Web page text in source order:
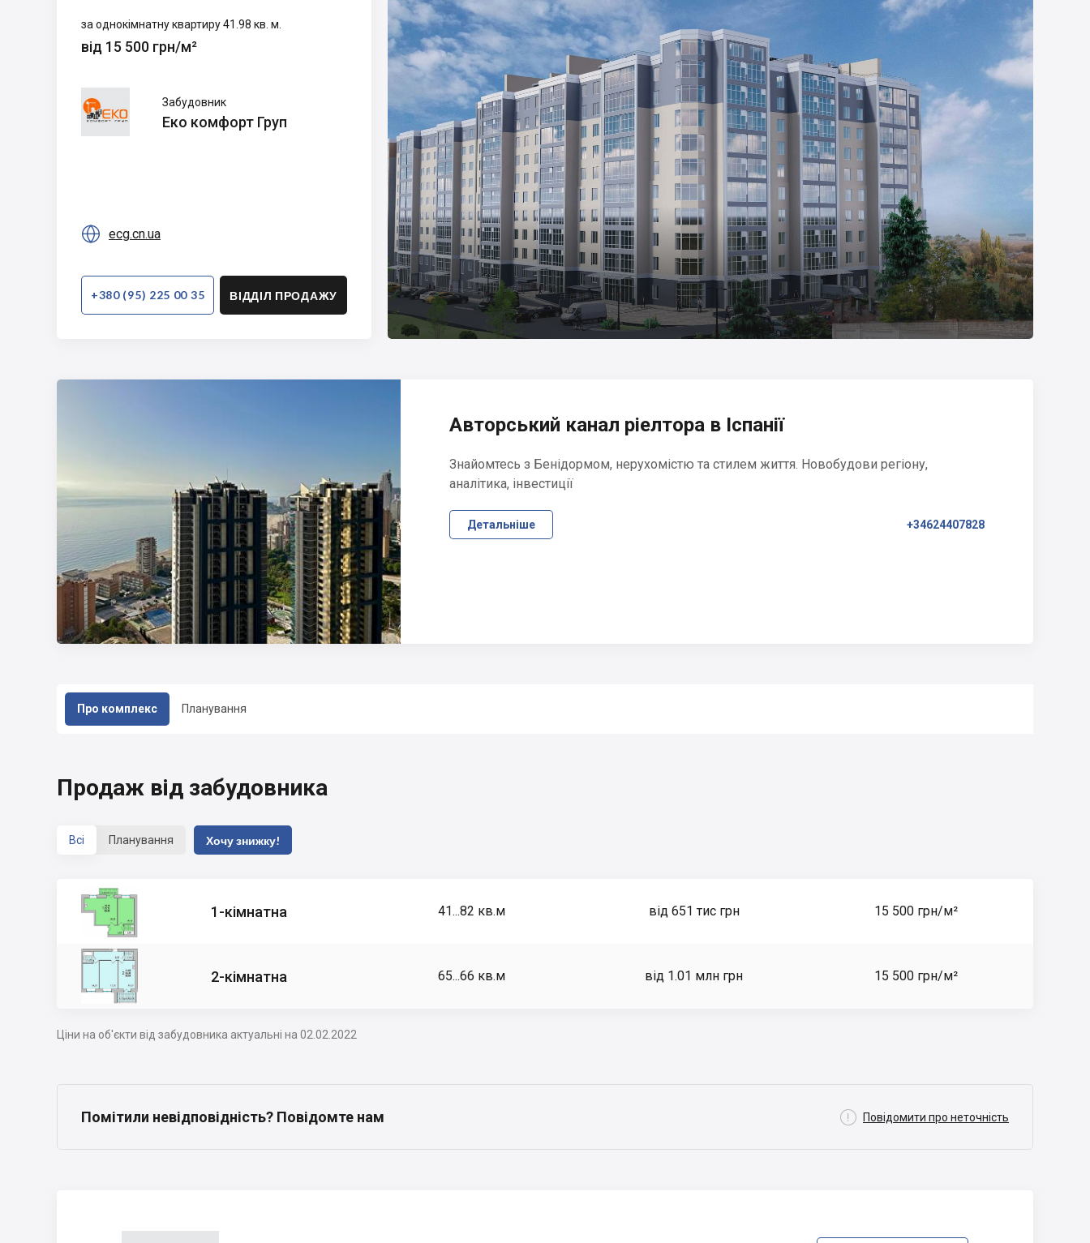
Про комплекс Планування
за однокімнатну квартиру 41.98 кв. м.
від 15 500 грн/м²
комфорт
Груп
Забудовник
Еко комфорт Груп
 ecg.cn.ua
+380 (95) 225 00 35 ВІДДІЛ ПРОДАЖУ
Авторський канал ріелтора в Іспанії
Знайомтесь з Бенідормом, нерухомістю та стилем життя. Новобудови регіону,
аналітика, інвестиції
Детальніше +34624407828
Продаж від забудовника
Всі Планування Хочу знижку!
1-кімнатна 41...82 кв.м від 651 тис грн 15 500 грн/м²
2-кімнатна 65...66 кв.м від 1.01 млн грн 15 500 грн/м²
Ціни на об'єкти від забудовника актуальні на 02.02.2022
Помітили невідповідність? Повідомте нам  Повідомити про неточність